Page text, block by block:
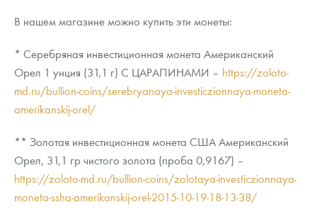
В нашем магазине можно купить эти монеты:
* Серебряная инвестиционная монета Американский
Орел 1 унция (31,1 г) С ЦАРАПИНАМИ – https://zoloto-
md.ru/bullion-coins/serebryanaya-investiczionnaya-moneta-
amerikanskij-orel/
** Золотая инвестиционная монета США Американский
Орел, 31,1 гр чистого золота (проба 0,9167) –
https://zoloto-md.ru/bullion-coins/zolotaya-investiczionnaya-
moneta-ssha-amerikanskij-orel-2015-10-19-18-13-38/